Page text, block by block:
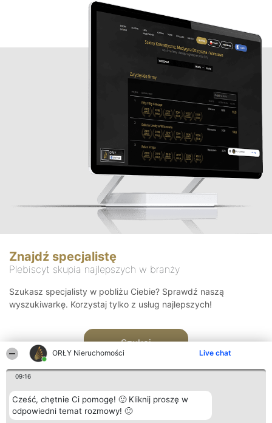
ORŁY Nieruchomości Live chat
09:16
Cześć, chętnie Ci pomogę! 🙂 Kliknij proszę w
odpowiedni temat rozmowy! 🙂
Znajdź specjalistę
Plebiscyt skupia najlepszych w branży
Szukasz specjalisty w pobliżu Ciebie? Sprawdź naszą
wyszukiwarkę. Korzystaj tylko z usług najlepszych!
Szukaj